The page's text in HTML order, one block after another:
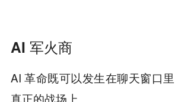
AI 军火商
AI 革命既可以发生在聊天窗口
真正的战场上。